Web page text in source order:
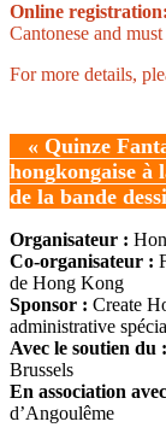
Online registration:
Cantonese and
For more details,
« Quinze
hongkongaise à
de la bande
Organisateur :
Co-organisateur :
de Hong Kong
Sponsor : Create
administrative
Avec le soutien du :
Brussels
En association
d’Angoulême